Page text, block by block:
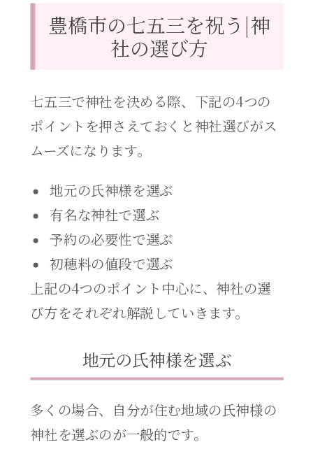
豊橋市の七五三を祝う|神
社の選び方
七五三で神社を決める際、下記の4つの
ポイントを押さえておくと神社選びがス
ムーズになります。
地元の氏神様を選ぶ
有名な神社で選ぶ
予約の必要性で選ぶ
初穂料の値段で選ぶ
上記の4つのポイント中心に、神社の選
び方をそれぞれ解説していきます。
地元の氏神様を選ぶ
多くの場合、自分が住む地域の氏神様の
神社を選ぶのが一般的です。